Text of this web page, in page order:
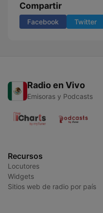
Compartir
Facebook Twitter
Radio en Vivo
Emisoras y Podcasts
Recursos
Locutores
Widgets
Sitios web de radio por país